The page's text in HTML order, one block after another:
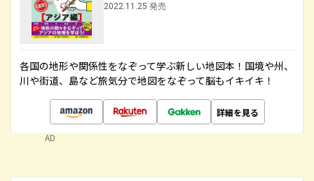
2022.11.25 発売
各国の地形や関係性をなぞって学ぶ新しい地図本！国境や州、
川や街道、島など旅気分で地図をなぞって脳もイキイキ！
詳細を見る
AD